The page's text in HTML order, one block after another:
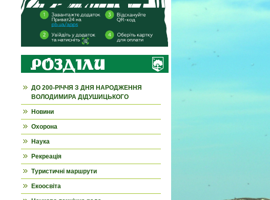
ДО 200-РІЧЧЯ З ДНЯ НАРОДЖЕННЯ
ВОЛОДИМИРА ДІДУШИЦЬКОГО
Новини
Охорона
Наука
Рекреація
Туристичні маршрути
Екоосвіта